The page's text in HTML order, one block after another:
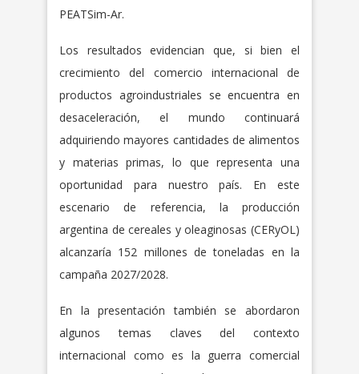
PEATSim-Ar.
Los resultados evidencian que, si bien el
crecimiento del comercio internacional de
productos agroindustriales se encuentra en
desaceleración, el mundo continuará
adquiriendo mayores cantidades de alimentos
y materias primas, lo que representa una
oportunidad para nuestro país. En este
escenario de referencia, la producción
argentina de cereales y oleaginosas (CERyOL)
alcanzaría 152 millones de toneladas en la
campaña 2027/2028.
En la presentación también se abordaron
algunos temas claves del contexto
internacional como es la guerra comercial